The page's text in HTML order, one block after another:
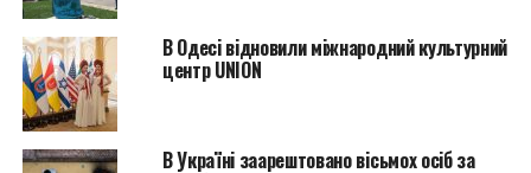
“Найціннішим NFT з
колись викрадених є
CryptoPunk #4324, який
був проданий
В Одесі відновили міжнародний культурний
центр UNION
В Україні заарештовано вісьмох осіб за